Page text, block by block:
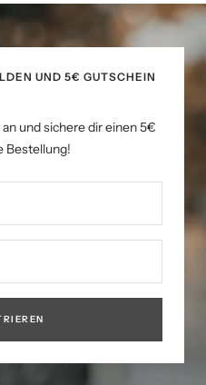
UND 5€ GUTSCHEIN
und sichere dir einen 5€
Bestellung!